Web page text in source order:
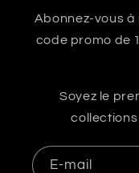
Abonnez-vous
code promo de
Soyez le
collections
E-mail